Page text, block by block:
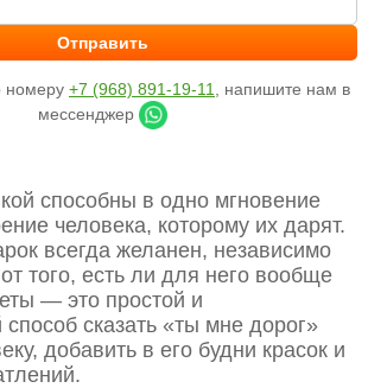
номеру +7 (968) 891-19-11
, напишите нам в
мессенджер
способны в одно мгновение
человека, которому их дарят.
всегда желанен, независимо
того, есть ли для него вообще
— это простой и
сказать «ты мне дорог»
добавить в его будни красок и